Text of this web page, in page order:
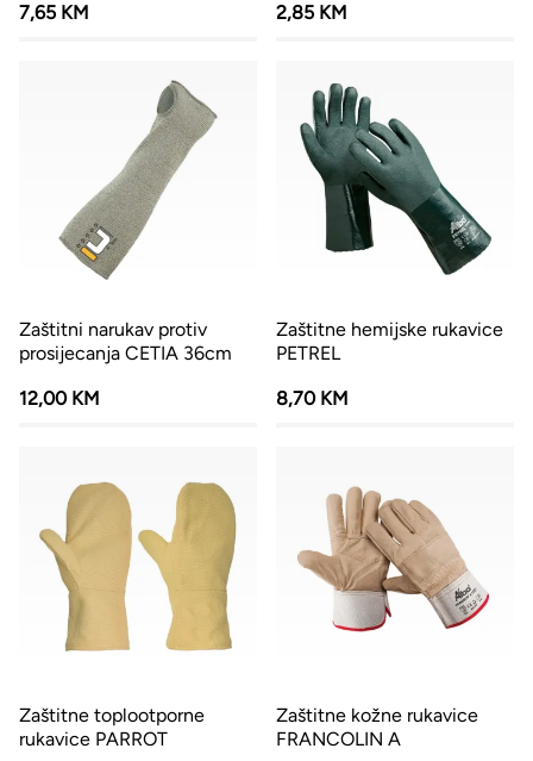
7,65 KM
2,85 KM
Zaštitni narukav protiv
prosijecanja CETIA 36cm
12,00 KM
Zaštitne hemijske rukavice
PETREL
8,70 KM
Zaštitne toplootporne
rukavice PARROT
Zaštitne kožne rukavice
FRANCOLIN A